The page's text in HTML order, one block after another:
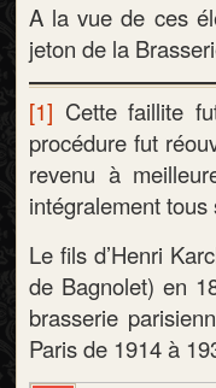
A la vue de ces
jeton de la
[1] Cette faillite
procédure fut
revenu à
intégralement
Le fils d’Henri
de Bagnolet) en
brasserie
Paris de 1914 à